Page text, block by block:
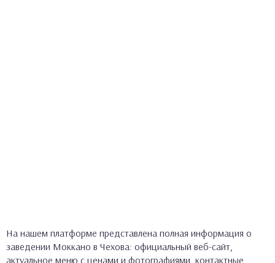
На нашем платформе представлена полная информация о
заведении Моккано в Чехова: официальный веб-сайт,
актуальное меню с ценами и фотографиями, контактные